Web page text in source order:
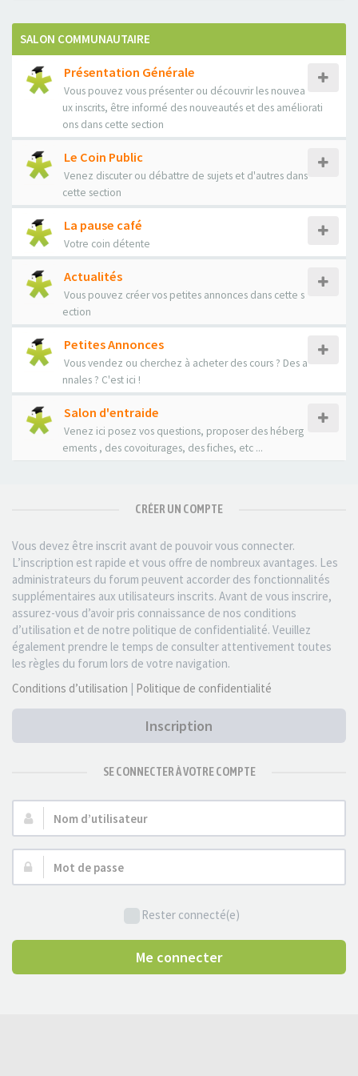
SALON COMMUNAUTAIRE
Présentation Générale
Vous pouvez vous présenter ou découvrir les nouvea
ux inscrits, être informé des nouveautés et des améliorati
ons dans cette section
Le Coin Public
Venez discuter ou débattre de sujets et d'autres dans
cette section
La pause café
Votre coin détente
Actualités
Vous pouvez créer vos petites annonces dans cette s
ection
Petites Annonces
Vous vendez ou cherchez à acheter des cours ? Des a
nnales ? C'est ici !
Salon d'entraide
Venez ici posez vos questions, proposer des héberg
ements , des covoiturages, des fiches, etc ...
CRÉER UN COMPTE
Vous devez être inscrit avant de pouvoir vous connecter.
L’inscription est rapide et vous offre de nombreux avantages. Les
administrateurs du forum peuvent accorder des fonctionnalités
supplémentaires aux utilisateurs inscrits. Avant de vous inscrire,
assurez-vous d’avoir pris connaissance de nos conditions
d’utilisation et de notre politique de confidentialité. Veuillez
également prendre le temps de consulter attentivement toutes
les règles du forum lors de votre navigation.
Conditions d’utilisation | Politique de confidentialité
Inscription
SE CONNECTER À VOTRE COMPTE
Nom
d’utilisateur :
Mot
de
Rester connecté(e)
Me connecter